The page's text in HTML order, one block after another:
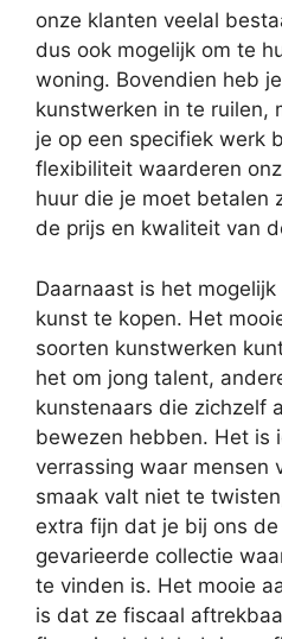
onze klanten veelal
dus ook mogelijk om te
woning. Bovendien heb
kunstwerken in te ruilen,
je op een specifiek werk
flexibiliteit waarderen
huur die je moet betalen
de prijs en kwaliteit van
Daarnaast is het
kunst te kopen. Het
soorten kunstwerken
het om jong talent,
kunstenaars die zichzelf
bewezen hebben. Het is
verrassing waar mensen
smaak valt niet te
extra fijn dat je bij ons
gevarieerde collectie
te vinden is. Het mooie
is dat ze fiscaal